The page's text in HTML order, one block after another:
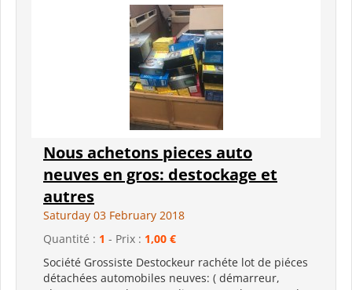
Nous achetons pieces auto
neuves en gros: destockage et
autres
Saturday 03 February 2018
Quantité : 1 - Prix : 1,00 €
Société Grossiste Destockeur rachéte lot de piéces
détachées automobiles neuves: ( démarreur,